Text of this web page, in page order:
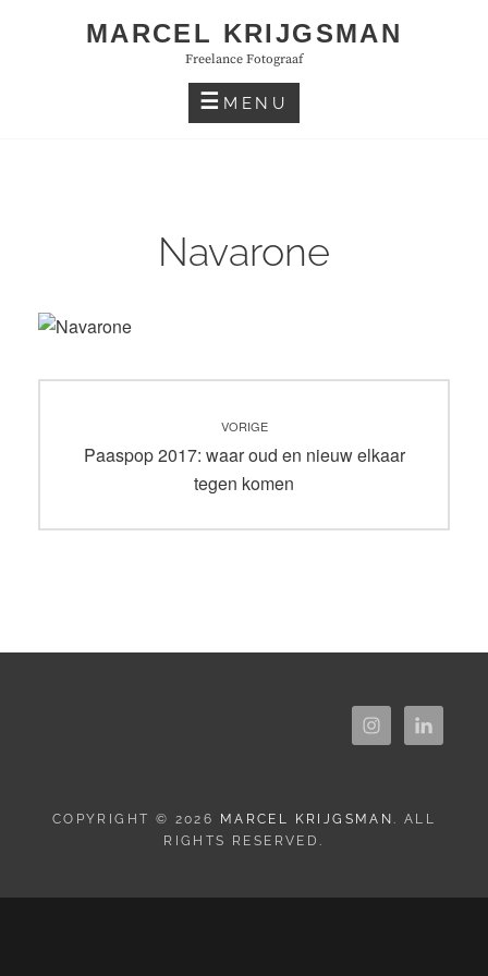
MARCEL KRIJGSMAN
Freelance Fotograaf
MENU
Navarone
navigatie
VORIGE
Vorig
Paaspop 2017: waar oud en nieuw elkaar
tegen komen
COPYRIGHT © 2026 MARCEL KRIJGSMAN. ALL
RIGHTS RESERVED.